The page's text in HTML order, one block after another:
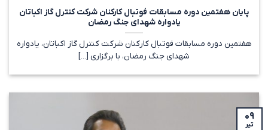
پایان هفتمین دوره مسابقات فوتبال کارکنان شرکت کنترل گاز اکباتان
یادواره شهدای جنگ رمضان
هفتمین دوره مسابقات فوتبال کارکنان شرکت کنترل گاز اکباتان، یادواره
شهدای جنگ رمضان، با برگزاری [...]
۰۹
تیر